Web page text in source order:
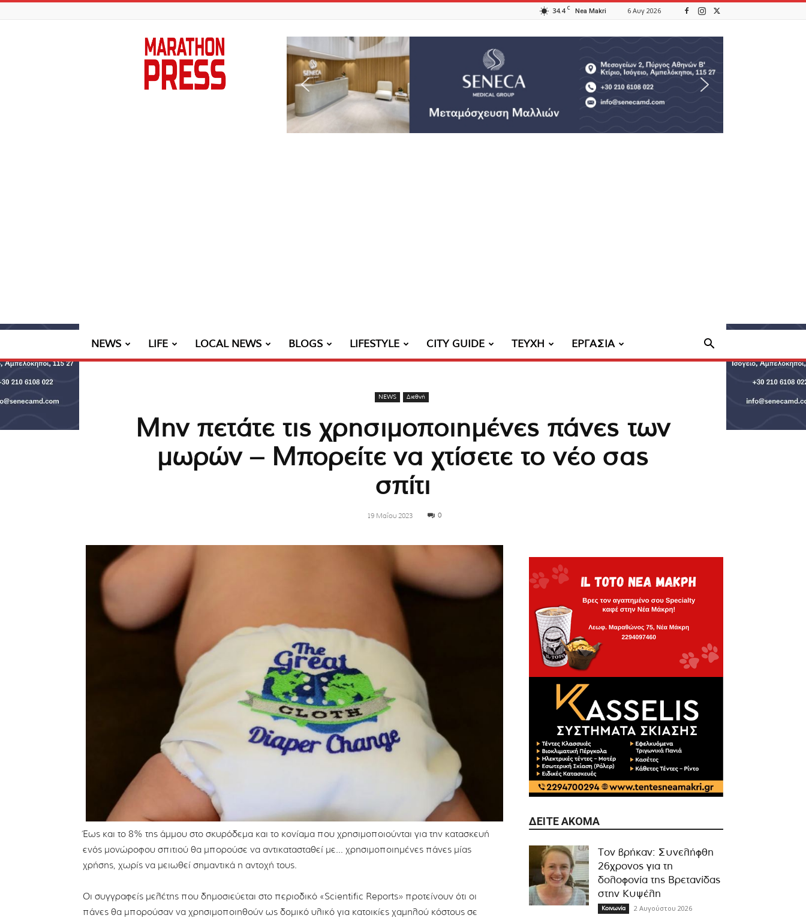
34.4 C Nea Makri 6 Αυγ 2026
Marathon
Press
NEWS LIFE LOCAL NEWS BLOGS LIFESTYLE CITY GUIDE ΤΕΥΧΗ ΕΡΓΑΣΙΑ
NEWS Διεθνή
Μην πετάτε τις χρησιμοποιημένες πάνες των
μωρών – Μπορείτε να χτίσετε το νέο σας
σπίτι
19 Μαΐου 2023 0
Έως και το 8% της άμμου στο σκυρόδεμα και το κονίαμα που χρησιμοποιούνται για την κατασκευή
ενός μονώροφου σπιτιού θα μπορούσε να αντικατασταθεί με… χρησιμοποιημένες πάνες μίας
χρήσης, χωρίς να μειωθεί σημαντικά η αντοχή τους.
Οι συγγραφείς μελέτης που δημοσιεύεται στο περιοδικό «Scientific Reports» προτείνουν ότι οι
πάνες θα μπορούσαν να χρησιμοποιηθούν ως δομικό υλικό για κατοικίες χαμηλού κόστους σε
ΔΕΊΤΕ ΑΚΌΜΑ
Τον βρήκαν: Συνελήφθη
26χρονος για τη
δολοφονία της Βρετανίδας
στην Κυψέλη
Κοινωνία 2 Αυγούστου 2026